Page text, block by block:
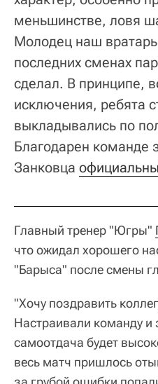
меньшинстве, ловя
Молодец наш
последних сменах
сделал. В принципе,
исключения, ребята
выкладывались по
Благодарен команде
Занковца
Главный тренер "Югры"
что ожидал хорошего
"Барыса" после смены
"Хочу поздравить
Настраивали команду и
самоотдача будет
весь матч пришлось